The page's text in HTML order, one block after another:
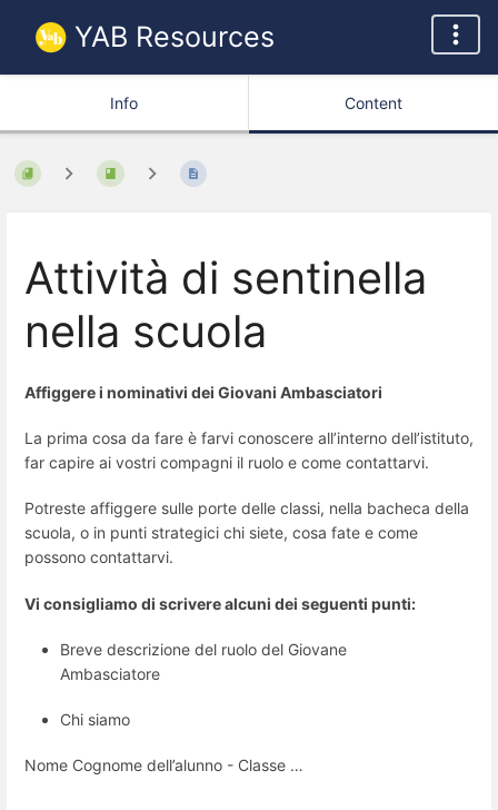
YAB Resources
Info Content
Attività di sentinella
nella scuola
Affiggere i nominativi dei Giovani Ambasciatori
La prima cosa da fare è farvi conoscere all’interno dell’istituto,
far capire ai vostri compagni il ruolo e come contattarvi.
Potreste affiggere sulle porte delle classi, nella bacheca della
scuola, o in punti strategici chi siete, cosa fate e come
possono contattarvi.
Vi consigliamo di scrivere alcuni dei seguenti punti:
Breve descrizione del ruolo del Giovane
Ambasciatore
Chi siamo
Nome Cognome dell’alunno - Classe …